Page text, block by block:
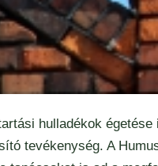
hulladékok
tevékenység. A